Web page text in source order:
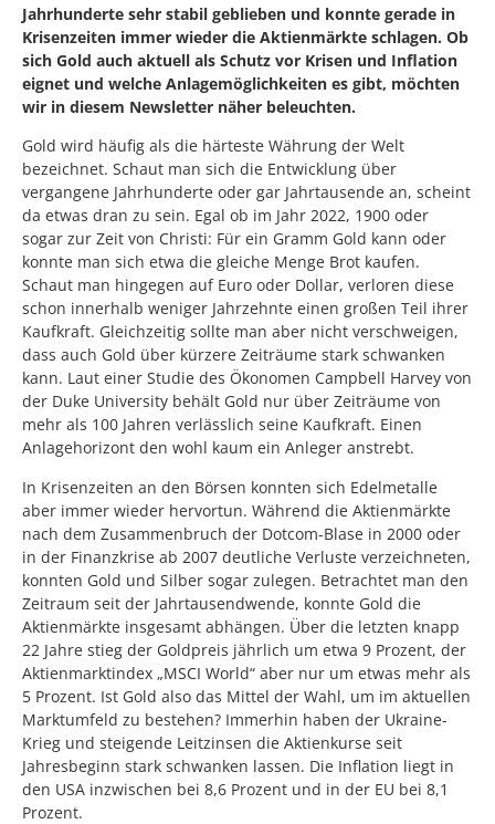
Jahrhunderte sehr stabil geblieben und konnte gerade in
Krisenzeiten immer wieder die Aktienmärkte schlagen. Ob
sich Gold auch aktuell als Schutz vor Krisen und Inflation
eignet und welche Anlagemöglichkeiten es gibt, möchten
wir in diesem Newsletter näher beleuchten.
Gold wird häufig als die härteste Währung der Welt
bezeichnet. Schaut man sich die Entwicklung über
vergangene Jahrhunderte oder gar Jahrtausende an, scheint
da etwas dran zu sein. Egal ob im Jahr 2022, 1900 oder
sogar zur Zeit von Christi: Für ein Gramm Gold kann oder
konnte man sich etwa die gleiche Menge Brot kaufen.
Schaut man hingegen auf Euro oder Dollar, verloren diese
schon innerhalb weniger Jahrzehnte einen großen Teil ihrer
Kaufkraft. Gleichzeitig sollte man aber nicht verschweigen,
dass auch Gold über kürzere Zeiträume stark schwanken
kann. Laut einer Studie des Ökonomen Campbell Harvey von
der Duke University behält Gold nur über Zeiträume von
mehr als 100 Jahren verlässlich seine Kaufkraft. Einen
Anlagehorizont den wohl kaum ein Anleger anstrebt.
In Krisenzeiten an den Börsen konnten sich Edelmetalle
aber immer wieder hervortun. Während die Aktienmärkte
nach dem Zusammenbruch der Dotcom-Blase in 2000 oder
in der Finanzkrise ab 2007 deutliche Verluste verzeichneten,
konnten Gold und Silber sogar zulegen. Betrachtet man den
Zeitraum seit der Jahrtausendwende, konnte Gold die
Aktienmärkte insgesamt abhängen. Über die letzten knapp
22 Jahre stieg der Goldpreis jährlich um etwa 9 Prozent, der
Aktienmarktindex „MSCI World“ aber nur um etwas mehr als
5 Prozent. Ist Gold also das Mittel der Wahl, um im aktuellen
Marktumfeld zu bestehen? Immerhin haben der Ukraine-
Krieg und steigende Leitzinsen die Aktienkurse seit
Jahresbeginn stark schwanken lassen. Die Inflation liegt in
den USA inzwischen bei 8,6 Prozent und in der EU bei 8,1
Prozent.